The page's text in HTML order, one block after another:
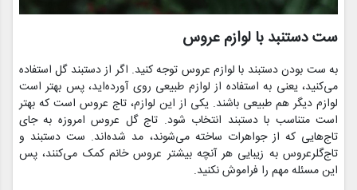
ست دستنبد با لوازم عروس
به ست بودن دستبند با لوازم عروس توجه کنید. اگر از دستبند گل استفاده
می‌کنید، یعنی به استفاده از لوازم طبیعی روی آورده‌اید، پس بهتر است
لوازم دیگر هم طبیعی باشند. یکی از این لوازم، تاج عروس است که بهتر
است متناسب با دستبند انتخاب شود. تاج گل عروس امروزه به جای
تاج‌هایی که از جواهرات ساخته می‌شوند، مد شده‌اند. ست دستبند و
تاج‌گلرعروس به زیبایی هر آنچه بیشتر عروس خانم کمک می‌کنند، پس
این مسئله مهم را فراموش نکنید.